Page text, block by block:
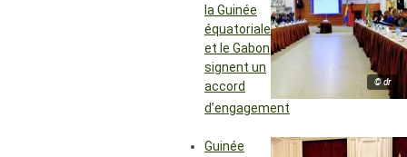
© dr
la Guinée
équatoriale
et le Gabon
signent un
accord
d’engagement
Guinée